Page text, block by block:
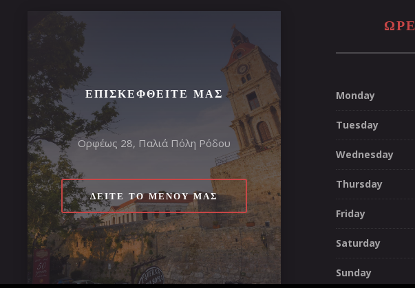
ΕΠΙΣΚΕΦΘΕΊΤΕ ΜΑΣ
Ορφέως 28, Παλιά Πόλη Ρόδου
ΔΕΊΤΕ ΤΟ ΜΕΝΟΎ ΜΑΣ
Monday
Tuesday
Wednesday
Thursday
Friday
Saturday
Sunday